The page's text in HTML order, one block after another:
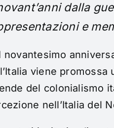
dalla
e
novantesimo
viene
del colonialismo
nell’Italia del